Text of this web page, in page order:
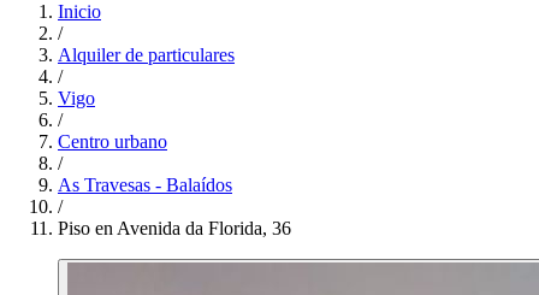
Inicio
/
Alquiler de particulares
/
Vigo
/
Centro urbano
/
As Travesas - Balaídos
/
Piso en Avenida da Florida, 36